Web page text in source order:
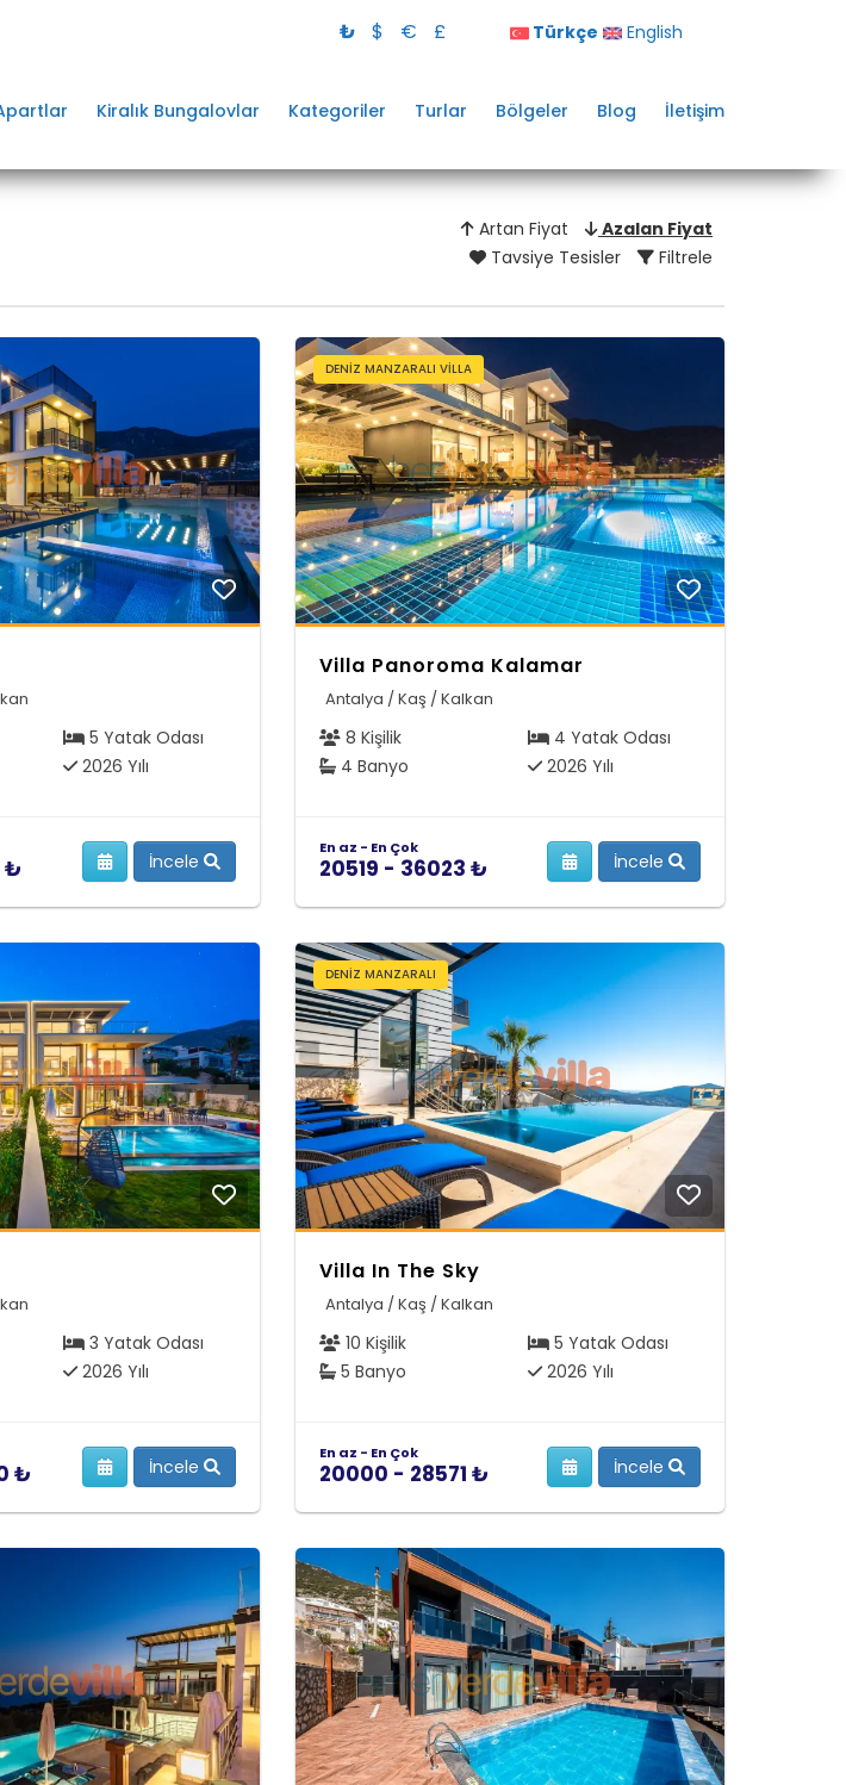
₺ $ € £ Türkçe English
Kiralık Bungalovlar Kategoriler Turlar Bölgeler Blog İletişim
Artan Fiyat
Azalan Fiyat
Tavsiye Tesisler
Filtrele
5 Yatak Odası
2026 Yılı
₺ İncele
DENIZ MANZARALI VILLA
Villa Panoroma Kalamar
Antalya / Kaş / Kalkan
8 Kişilik
4 Yatak Odası
4 Banyo
2026 Yılı
En az - En Çok
20519 - 36023 ₺ İncele
3 Yatak Odası
2026 Yılı
₺ İncele
DENIZ MANZARALI
Villa In The Sky
Antalya / Kaş / Kalkan
10 Kişilik
5 Yatak Odası
5 Banyo
2026 Yılı
En az - En Çok
20000 - 28571 ₺ İncele